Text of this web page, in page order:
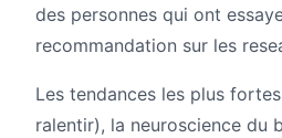
des personnes qui ont
recommandation sur les
Les tendances les plus
ralentir), la neuroscience du